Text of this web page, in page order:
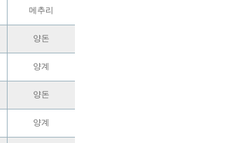
메추리
양돈
양계
양돈
양계